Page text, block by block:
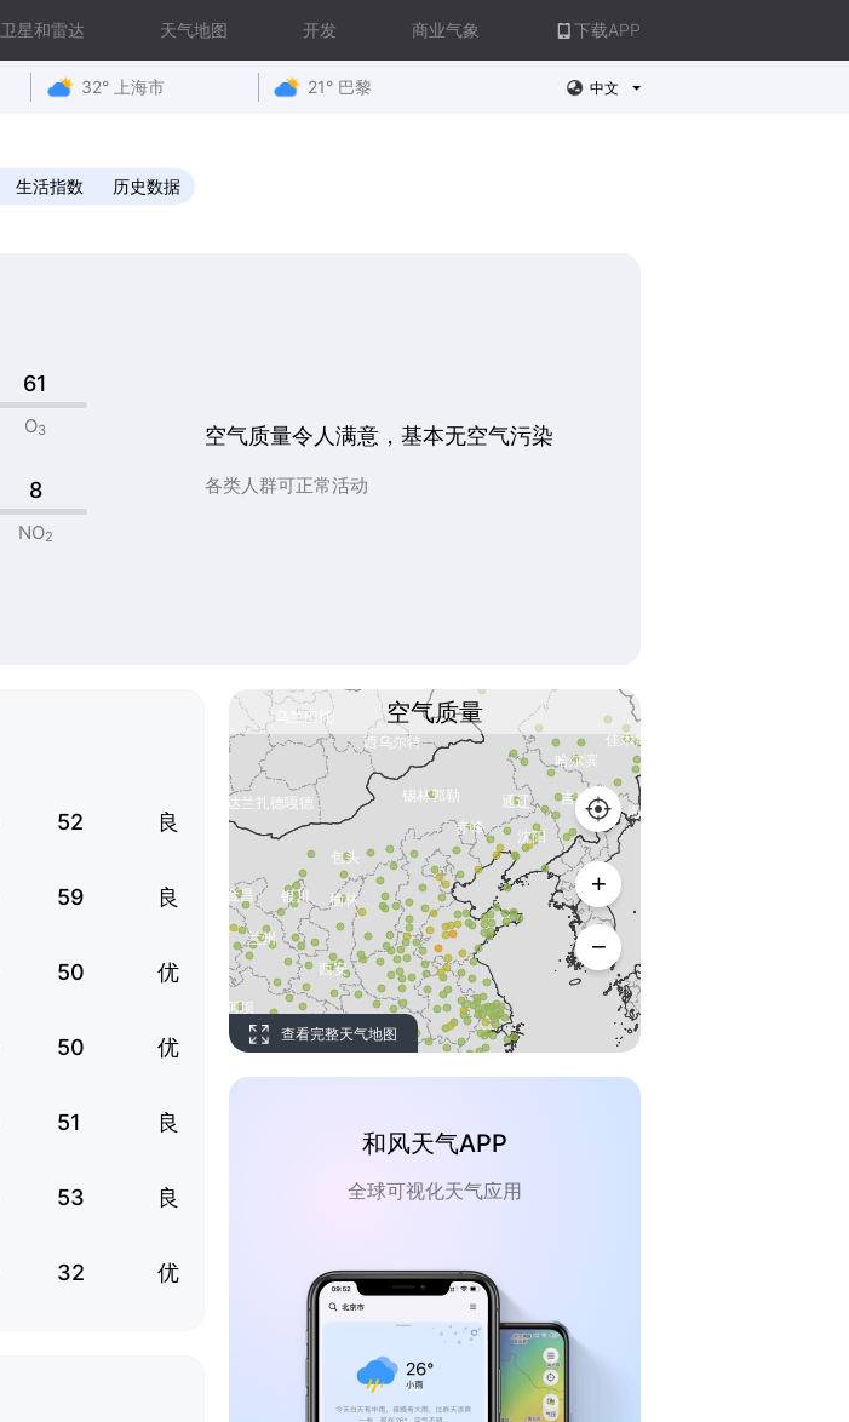
卫星和雷达 天气地图 开发 商业气象 下载APP
32° 上海市 21° 巴黎 中文
生活指数 历史数据
61
O3
8
NO2
空气质量令人满意，基本无空气污染
各类人群可正常活动
52 良
59 良
50 优
50 优
51 良
53 良
32 优
空气质量
查看完整天气地图
和风天气APP
全球可视化天气应用